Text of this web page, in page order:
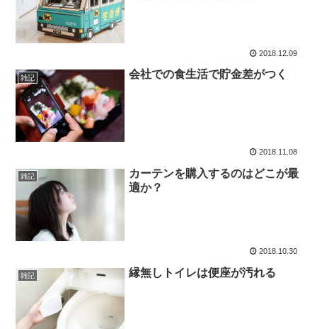
2018.12.09
雑記 会社での食生活で貯金差がつく
2018.11.08
雑記
カーテンを購入するのはどこが最
適か？
2018.10.30
雑記 縁無しトイレは便座が汚れる